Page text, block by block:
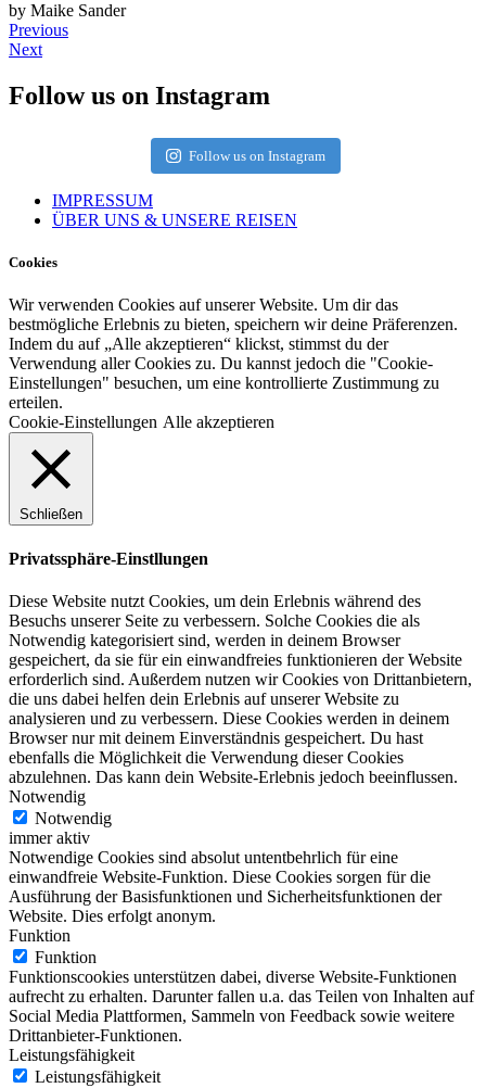
by Maike Sander
Previous
Next
Follow us on Instagram
Follow us on Instagram
IMPRESSUM
ÜBER UNS & UNSERE REISEN
Cookies
Wir verwenden Cookies auf unserer Website. Um dir das
bestmögliche Erlebnis zu bieten, speichern wir deine Präferenzen.
Indem du auf „Alle akzeptieren“ klickst, stimmst du der
Verwendung aller Cookies zu. Du kannst jedoch die "Cookie-
Einstellungen" besuchen, um eine kontrollierte Zustimmung zu
erteilen.
Cookie-Einstellungen Alle akzeptieren
Schließen
Privatssphäre-Einstllungen
Diese Website nutzt Cookies, um dein Erlebnis während des
Besuchs unserer Seite zu verbessern. Solche Cookies die als
Notwendig kategorisiert sind, werden in deinem Browser
gespeichert, da sie für ein einwandfreies funktionieren der Website
erforderlich sind. Außerdem nutzen wir Cookies von Drittanbietern,
die uns dabei helfen dein Erlebnis auf unserer Website zu
analysieren und zu verbessern. Diese Cookies werden in deinem
Browser nur mit deinem Einverständnis gespeichert. Du hast
ebenfalls die Möglichkeit die Verwendung dieser Cookies
abzulehnen. Das kann dein Website-Erlebnis jedoch beeinflussen.
Notwendig
Notwendig
immer aktiv
Notwendige Cookies sind absolut untentbehrlich für eine
einwandfreie Website-Funktion. Diese Cookies sorgen für die
Ausführung der Basisfunktionen und Sicherheitsfunktionen der
Website. Dies erfolgt anonym.
Funktion
Funktion
Funktionscookies unterstützen dabei, diverse Website-Funktionen
aufrecht zu erhalten. Darunter fallen u.a. das Teilen von Inhalten auf
Social Media Plattformen, Sammeln von Feedback sowie weitere
Drittanbieter-Funktionen.
Leistungsfähigkeit
Leistungsfähigkeit